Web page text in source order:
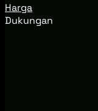
Harga
Dukungan